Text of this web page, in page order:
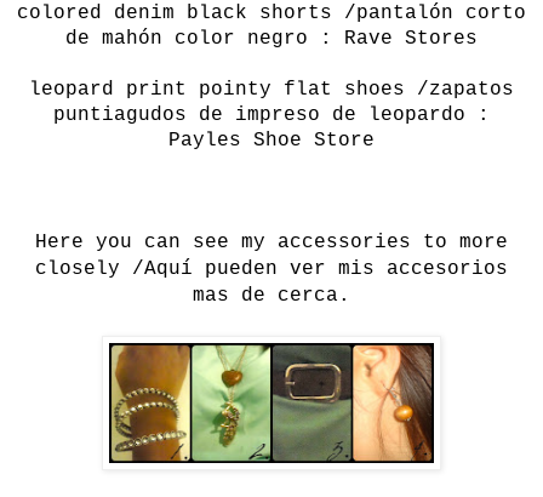
colored denim
black shorts /pantalón corto
de mahón color negro : Rave Stores
leopard print pointy
flat shoes /zapatos
puntiagudos de impreso de leopardo :
Payles Shoe Store
Here you can see my accessories to more
closely /Aquí pueden ver mis accesorios
mas de cerca.